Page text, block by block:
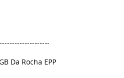
Da Rocha EPP